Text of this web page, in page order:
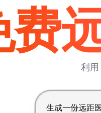
费
利
按 Enter 提交